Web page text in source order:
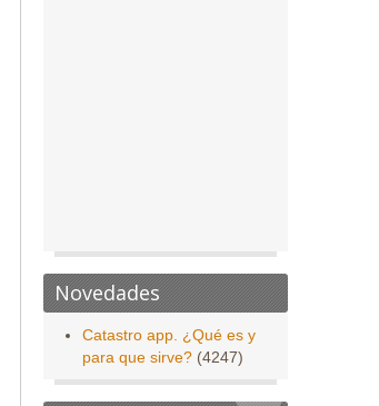
Novedades
Catastro app. ¿Qué es y
para que sirve? (4247)